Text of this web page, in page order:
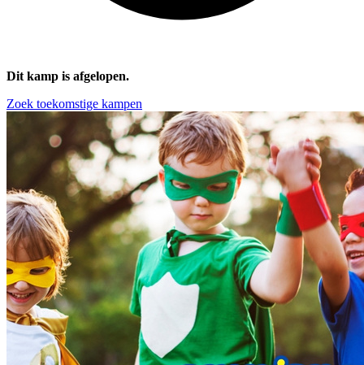
Dit kamp is afgelopen.
Zoek toekomstige kampen